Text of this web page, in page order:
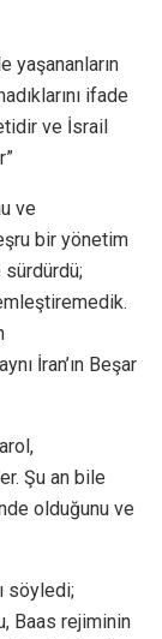
yaşananların
ifade
ve İsrail
ve
bir yönetim
İran’ın Beşar
Şu an bile
olduğunu ve
söyledi;
Baas rejiminin